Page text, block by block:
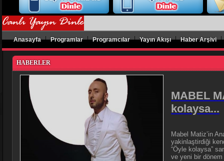
Anasayfa| Programlar| Programcılar| Yayın Akışı| Haber Arşivi|
HABERLER
MABEL
kolaysa...
Mabel Matiz’in
yakinlaştirdiği
“Öyle kolaysa”
ve yeni bir dönem